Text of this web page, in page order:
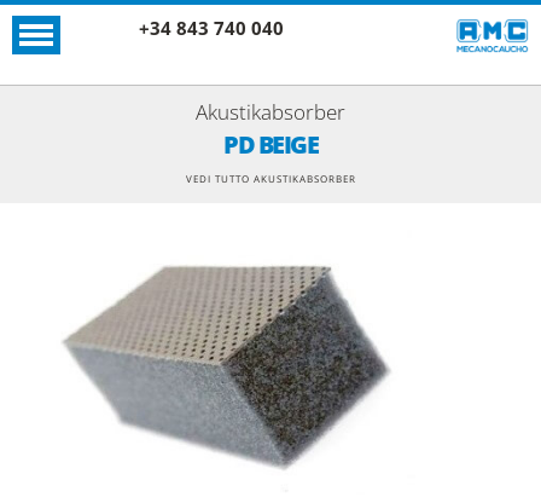
+34 843 740 040
Akustikabsorber
PD BEIGE
VEDI TUTTO AKUSTIKABSORBER